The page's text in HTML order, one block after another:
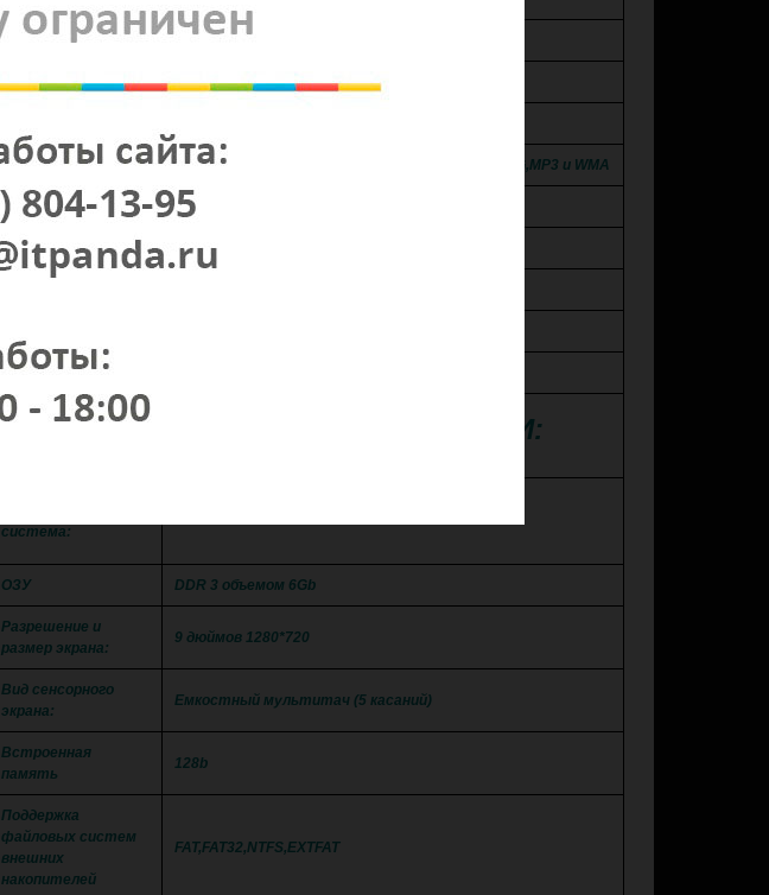
Экран 9 дюймов!
Воспроизведение с USB носителей MKV, MP4, DIVX, Lossless Audio, JPEG,MP3 и WMA
Сенсорный экран. Матрица QLED!
ПОДРОБНЫЕ ХАРАКТЕРИСТИКИ:
система:
ОЗУ DDR 3 объемом 6Gb
Разрешение и
размер экрана:
9 дюймов 1280*720
Вид сенсорного
экрана:
Емкостный мультитач (5 касаний)
Встроенная
память
128b
Поддержка
файловых систем
внешних
накопителей
FAT,FAT32,NTFS,EXTFAT